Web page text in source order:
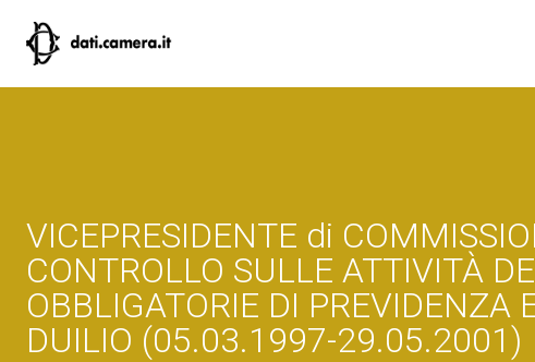
VICEPRESIDENTE di
CONTROLLO SULLE ATTIVITÀ
OBBLIGATORIE DI PREVIDENZA
DUILIO (05.03.1997-29.05.2001)